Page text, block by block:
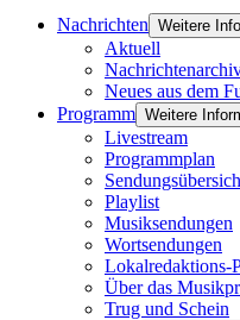
Nachrichten Weitere
Aktuell
Neues aus dem
Programm Weitere
Livestream
Programmplan
Playlist
Musiksendungen
Wortsendungen
Lokalredaktions-
Über das
Trug und Schein